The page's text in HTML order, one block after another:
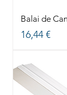
Balai de
Prix
16,44 €